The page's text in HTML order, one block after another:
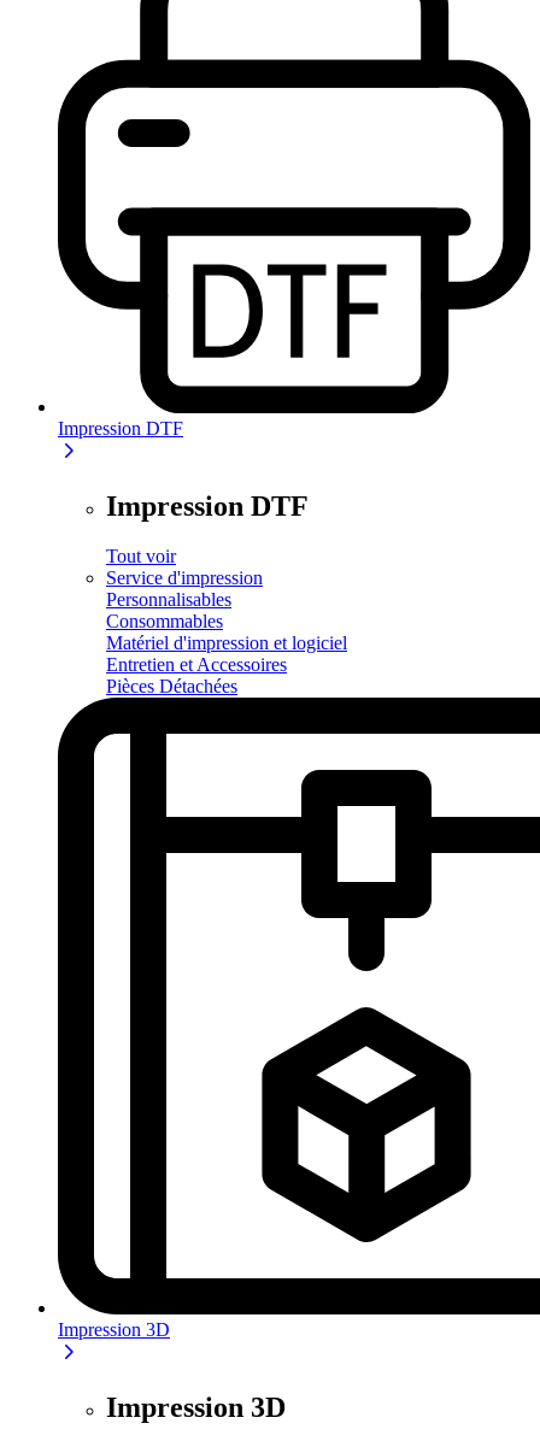
Impression DTF
Impression DTF
Tout voir
Service d'impression
Personnalisables
Consommables
Matériel d'impression et logiciel
Entretien et Accessoires
Pièces Détachées
Impression 3D
Impression 3D